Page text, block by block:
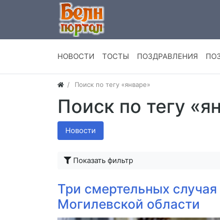
НОВОСТИ ТОСТЫ ПОЗДРАВЛЕНИЯ
Поиск по тегу «январе»
Поиск по тегу
Новости
Показать фильтр
Три смертельных
Могилевской области